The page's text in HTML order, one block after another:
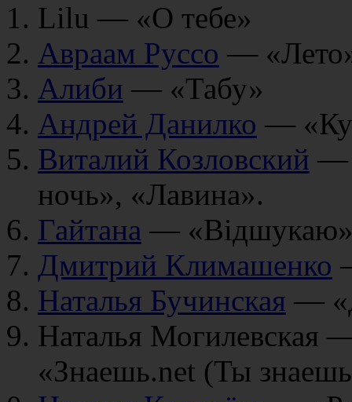
Lilu — «О тебе»
Авраам Руссо —
Алиби — «Табу»
Андрей Данилко —
Виталий Козловский —
ночь», «Лавина».
Гайтана —
Дмитрий Климашенко
Наталья Бучинская —
Наталья Могилевская
«Знаешь.net (Ты